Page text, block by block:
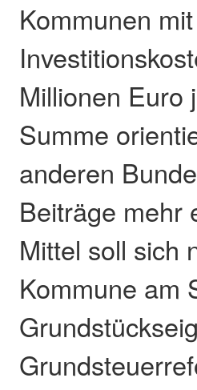
Kommunen
Millionen Euro
Summe
anderen
Beiträge mehr
Mittel soll sich
Kommune am